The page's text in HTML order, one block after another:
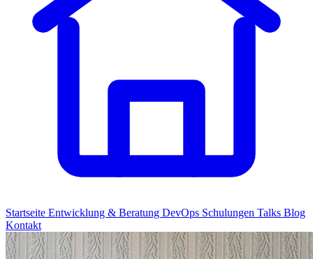
Startseite Entwicklung & Beratung DevOps Schulungen Talks Blog
Kontakt